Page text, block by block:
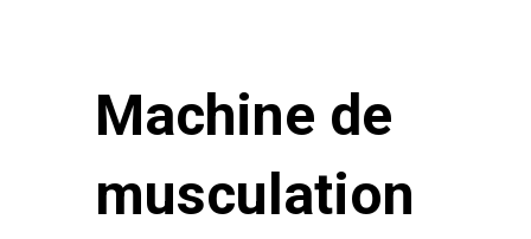
Machine de
musculation